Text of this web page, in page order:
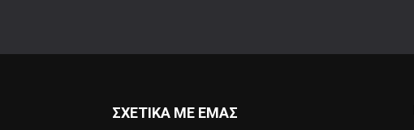
ΣΧΕΤΙΚΑ ΜΕ ΕΜΑΣ